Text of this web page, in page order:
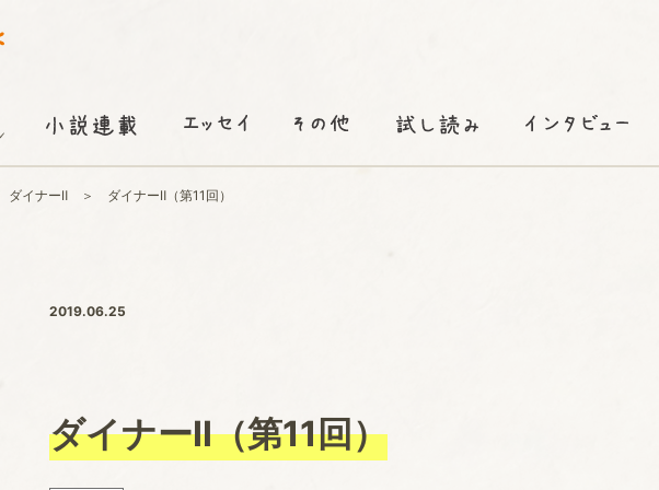
ダイナーⅡ ダイナーⅡ（第11回）
2019.06.25
ダイナーⅡ（第11回）